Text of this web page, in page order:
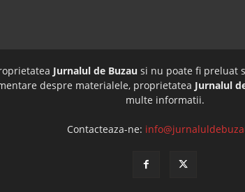
Jurnalul de Buzau si nu poate fi preluat
despre materialele, proprietatea Jurnalul
multe informatii.
Contacteaza-ne: